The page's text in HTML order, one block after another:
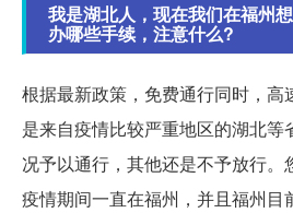
我是湖北人，现在我们在福州
办哪些手续，注意什么?
根据最新政策，免费通行同时，高
是来自疫情比较严重地区的湖北等
况予以通行，其他还是不予放行。
疫情期间一直在福州，并且福州目